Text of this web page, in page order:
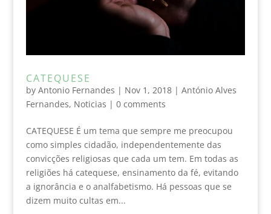
CATEQUESE
by Antonio Fernandes | Nov 1, 2018| António Alves
Fernandes, Noticias | 0 comments
CATEQUESE É um tema que sempre me preocupou
como simples cidadão, independentemente das
convicções religiosas que cada um tem. Em todas as
religiões há catequese, ensinamento da fé, evitando
a ignorância e o analfabetismo. Há pessoas que se
dizem muito cultas em...